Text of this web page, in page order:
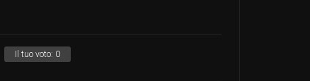
Il tuo voto: 0